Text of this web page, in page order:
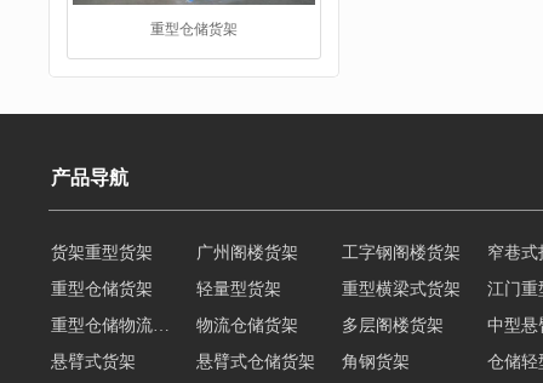
产品导航